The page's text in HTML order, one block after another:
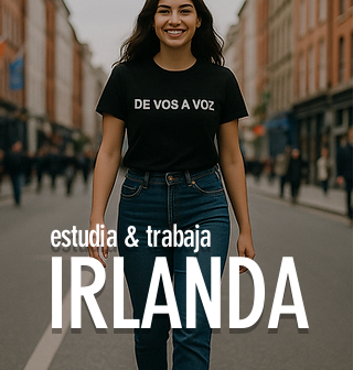
IRLANDA
estudia & trabaja